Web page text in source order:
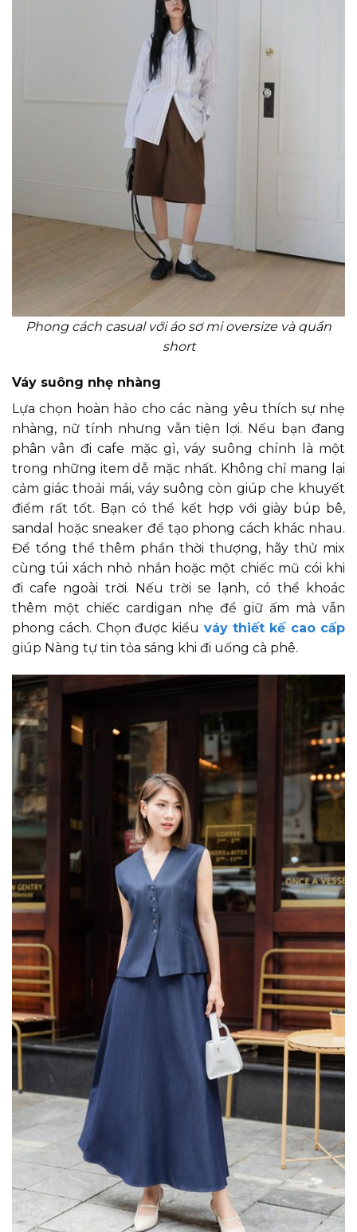
Phong cách casual với áo sơ mi oversize và quần
short
Váy suông nhẹ nhàng
​Lựa chọn hoàn hảo cho các nàng yêu thích sự nhẹ
nhàng, nữ tính nhưng vẫn tiện lợi. Nếu bạn đang
phân vân đi cafe mặc gì, váy suông chính là một
trong những item dễ mặc nhất. Không chỉ mang lại
cảm giác thoải mái, váy suông còn giúp che khuyết
điểm rất tốt. Bạn có thể kết hợp với giày búp bê,
sandal hoặc sneaker để tạo phong cách khác nhau.
Để tổng thể thêm phần thời thượng, hãy thử mix
cùng túi xách nhỏ nhắn hoặc một chiếc mũ cói khi
đi cafe ngoài trời. Nếu trời se lạnh, có thể khoác
thêm một chiếc cardigan nhẹ để giữ ấm mà vẫn
phong cách. Chọn được kiểu váy thiết kế cao cấp
giúp Nàng tự tin tỏa sáng khi đi uống cà phê.